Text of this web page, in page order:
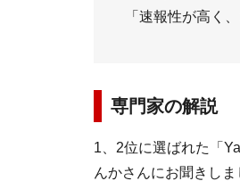
「速報性が高く
専門家の解説
1、2位に選ばれた「
んかさんにお聞きしま